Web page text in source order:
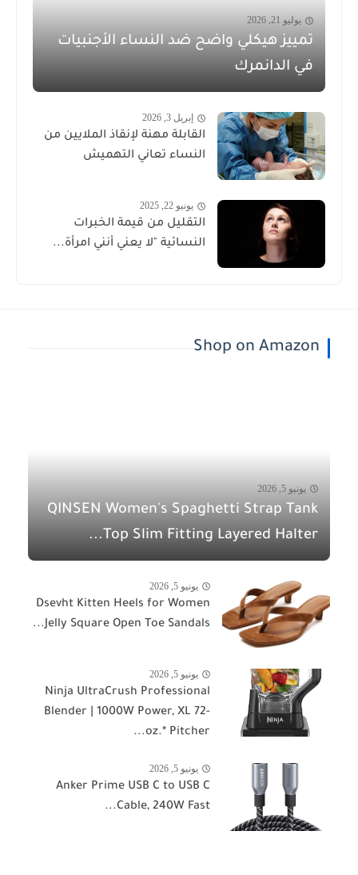
يوليو 21, 2026
تمييز هيكلي واضح ضد النساء الأجنبيات
في الدانمرك
إبريل 3, 2026
القابلة مهنة لإنقاذ الملايين من
النساء تعاني التهميش
يونيو 22, 2025
التقليل من قيمة الخبرات
النسائية "لا يعني أنني امرأة...
Shop on Amazon
يونيو 5, 2026
QINSEN Women's Spaghetti Strap Tank
Top Slim Fitting Layered Halter...
يونيو 5, 2026
Dsevht Kitten Heels for Women
Jelly Square Open Toe Sandals...
يونيو 5, 2026
Ninja UltraCrush Professional
Blender | 1000W Power, XL 72-
oz.* Pitcher...
يونيو 5, 2026
Anker Prime USB C to USB C
Cable, 240W Fast...